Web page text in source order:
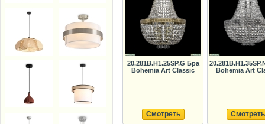
20.281B.H1.25SP.G Бра
Bohemia Art Classic
Смотреть
Bohemia Art
Смотреть